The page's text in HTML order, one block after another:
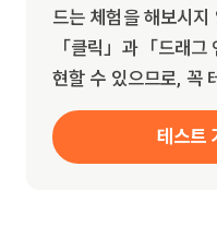
드는 체험을 해보시
「클릭」과「드래
현할 수 있으므로, 꼭
테스트